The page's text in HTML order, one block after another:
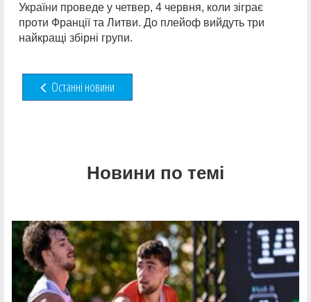
України проведе у четвер, 4 червня, коли зіграє
проти Франції та Литви. До плейоф вийдуть три
найкращі збірні групи.
Останні новини
Новини по темі